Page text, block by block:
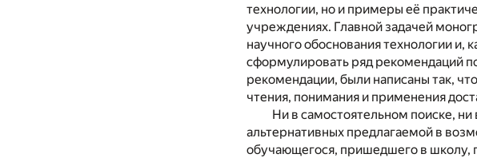
технологии, но и примеры её
учреждениях. Главной задачей
научного обоснования технологии и,
сформулировать ряд рекомендаций
рекомендации, были написаны так,
чтения, понимания и применения
Ни в самостоятельном поиске, ни
альтернативных предлагаемой в
обучающегося, пришедшего в школу,